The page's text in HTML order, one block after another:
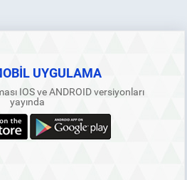
UYGULAMA
IOS ve ANDROID versiyonları
yayında